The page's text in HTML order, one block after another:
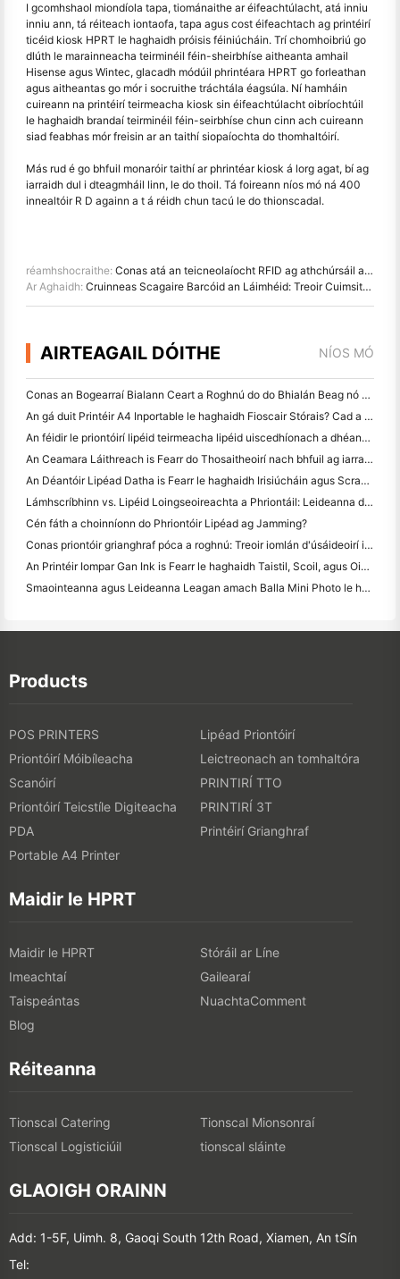
I gcomhshaol miondíola tapa, tiománaithe ar éifeachtúlacht, atá inniu
inniu ann, tá réiteach iontaofa, tapa agus cost éifeachtach ag printéirí
ticéid kiosk HPRT le haghaidh próisis féiniúcháin. Trí chomhoibriú go
dlúth le marainneacha teirminéil féin-sheirbhíse aitheanta amhail
Hisense agus Wintec, glacadh módúil phrintéara HPRT go forleathan
agus aitheantas go mór i socruithe tráchtála éagsúla. Ní hamháin
cuireann na printéirí teirmeacha kiosk sin éifeachtúlacht oibríochtúil
le haghaidh brandaí teirminéil féin-seirbhíse chun cinn ach cuireann
siad feabhas mór freisin ar an taithí siopaíochta do thomhaltóirí.
Más rud é go bhfuil monaróir taithí ar phrintéar kiosk á lorg agat, bí ag
iarraidh dul i dteagmháil linn, le do thoil. Tá foireann níos mó ná 400
innealtóir R D againn a t á réidh chun tacú le do thionscadal.
réamhshocraithe: Conas atá an teicneolaíocht RFID ag athchúrsáil an Tionscal Gléasáin
Ar Aghaidh: Cruinneas Scagaire Barcóid an Láimhéid: Treoir Cuimsitheach
AIRTEAGAIL DÓITHE NÍOS MÓ
Conas an Bogearraí Bialann Ceart a Roghnú do do Bhialán Beag nó Meánmhéide
An gá duit Printéir A4 Inportable le haghaidh Fioscair Stórais? Cad a Oibríonn i ndáiríre
An féidir le priontóirí lipéid teirmeacha lipéid uiscedhíonach a dhéanamh do tháirgí gnó beag?
An Ceamara Láithreach is Fearr do Thosaitheoirí nach bhfuil ag iarraidh páipéar a chaitheamh
An Déantóir Lipéad Datha is Fearr le haghaidh Irisiúcháin agus Scrapbooking: Cuir Tuilleadh Datha le Gach Leathanach
Lámhscríbhinn vs. Lipéid Loingseoireachta a Phriontáil: Leideanna do Ghnólachtaí Beaga in 2026
Cén fáth a choinníonn do Phriontóir Lipéad ag Jamming?
Conas priontóir grianghraf póca a roghnú: Treoir iomlán d'úsáideoirí iris, taistil agus iPhone
An Printéir Iompar Gan Ink is Fearr le haghaidh Taistil, Scoil, agus Oibre Soghluaiste: Athbhreithniú Hanin MT620 Pro
Smaointeanna agus Leideanna Leagan amach Balla Mini Photo le haghaidh maisiú seomra leapa agus dormitory
Products
POS PRINTERS
Lipéad Priontóirí
Priontóirí Móibíleacha
Leictreonach an tomhaltóra
Scanóirí
PRINTIRÍ TTO
Priontóirí Teicstíle Digiteacha
PRINTIRÍ 3T
PDA
Printéirí Grianghraf
Portable A4 Printer
Maidir le HPRT
Maidir le HPRT
Stóráil ar Líne
Imeachtaí
Gailearaí
Taispeántas
NuachtaComment
Blog
Réiteanna
Tionscal Catering
Tionscal Mionsonraí
Tionscal Logisticiúil
tionscal sláinte
GLAOIGH ORAINN
Add: 1-5F, Uimh. 8, Gaoqi South 12th Road, Xiamen, An tSín
Tel: